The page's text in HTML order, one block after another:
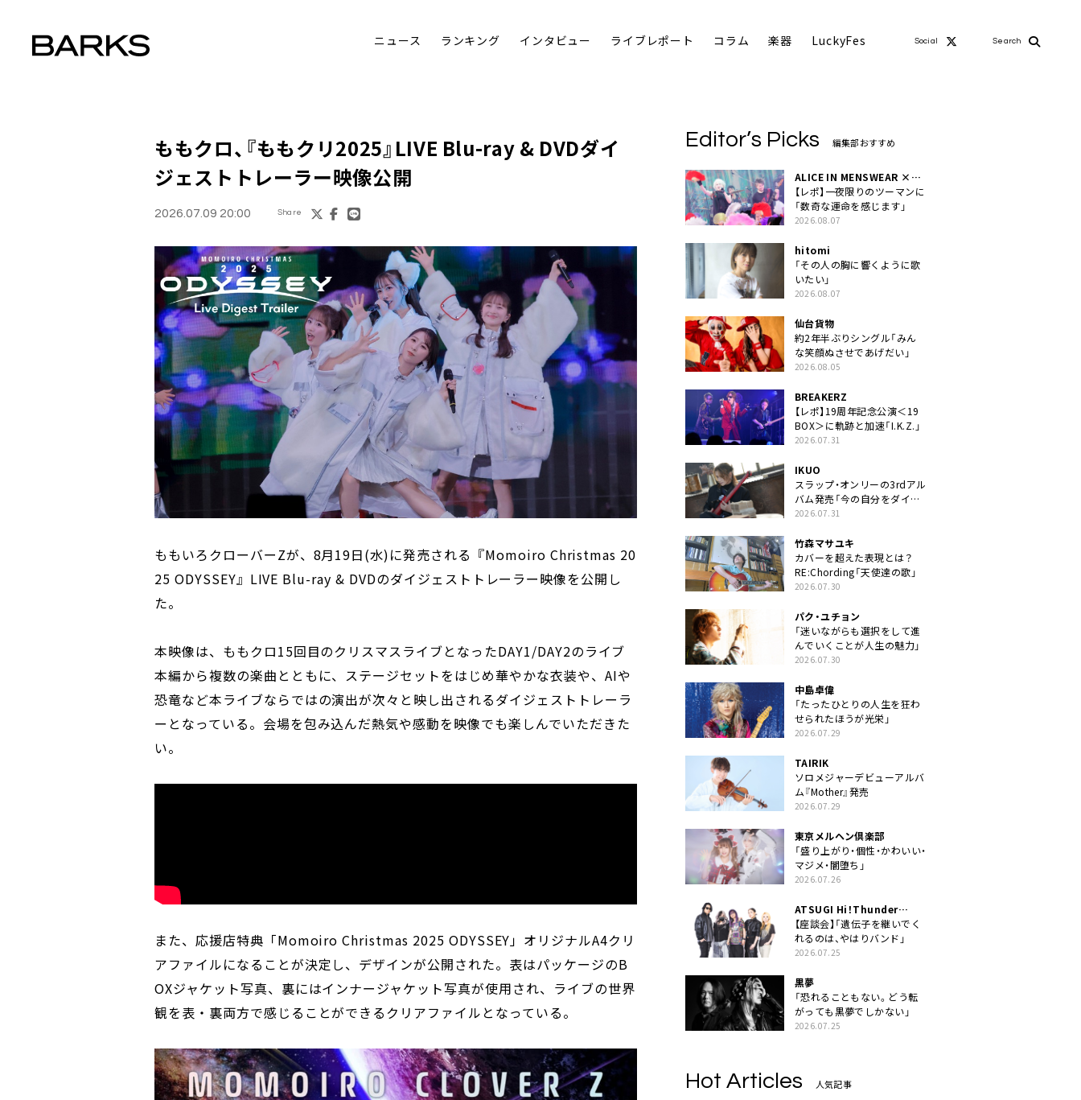
ニュース ランキング インタビュー ライブレポート コラム 楽器 LuckyFes Social Search
ももクロ、『ももクリ2025』LIVE Blu-ray & DVDダイ
ジェストトレーラー映像公開
2026.07.09 20:00 Share
ももいろクローバーZが、8月19日(水)に発売される『Momoiro Christmas 20
25 ODYSSEY』LIVE Blu-ray & DVDのダイジェストトレーラー映像を公開し
た。
本映像は、ももクロ15回目のクリスマスライブとなったDAY1/DAY2のライブ
本編から複数の楽曲とともに、ステージセットをはじめ華やかな衣装や、AIや
恐竜など本ライブならではの演出が次々と映し出されるダイジェストトレーラ
ーとなっている。会場を包み込んだ熱気や感動を映像でも楽しんでいただきた
い。
また、応援店特典「Momoiro Christmas 2025 ODYSSEY」オリジナルA4クリ
アファイルになることが決定し、デザインが公開された。表はパッケージのB
OXジャケット写真、裏にはインナージャケット写真が使用され、ライブの世界
観を表・裏両方で感じることができるクリアファイルとなっている。
Editor’s Picks 編集部おすすめ
ALICE IN MENSWEAR ×
MASCHERA
【レポ】一夜限りのツーマンに
「数奇な運命を感じます」
2026.08.07
hitomi
「その人の胸に響くように歌
いたい」
2026.08.07
仙台貨物
約2年半ぶりシングル「みん
な笑顔ぬさせであげだい」
2026.08.05
BREAKERZ
【レポ】19周年記念公演＜19
BOX＞に軌跡と加速「I.K.Z.」
2026.07.31
IKUO
スラップ・オンリーの3rdアル
バム発売「今の自分をダイレ
クトに」
2026.07.31
竹森マサユキ
カバーを超えた表現とは？
RE:Chording「天使達の歌」
2026.07.30
パク・ユチョン
「迷いながらも選択をして進
んでいくことが人生の魅力」
2026.07.30
中島卓偉
「たったひとりの人生を狂わ
せられたほうが光栄」
2026.07.29
TAIRIK
ソロメジャーデビューアルバ
ム『Mother』発売
2026.07.29
東京メルヘン倶楽部
「盛り上がり・個性・かわいい・
マジメ・闇堕ち」
2026.07.26
ATSUGI Hi！Thunder
Rock Festival
【座談会】「遺伝子を継いでく
れるのは、やはりバンド」
2026.07.25
黒夢
「恐れることもない。どう転
がっても黒夢でしかない」
2026.07.25
Hot Articles 人気記事